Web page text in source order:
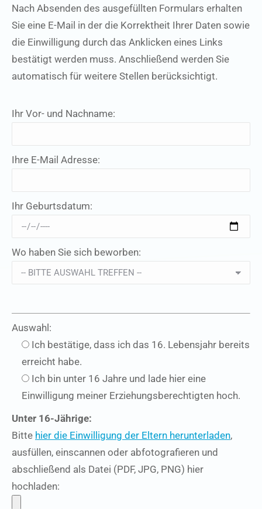
Nach Absenden des ausgefüllten Formulars erhalten
Sie eine E-Mail in der die Korrektheit Ihrer Daten sowie
die Einwilligung durch das Anklicken eines Links
bestätigt werden muss. Anschließend werden Sie
automatisch für weitere Stellen berücksichtigt.
Ihr Vor- und Nachname:
Ihre E-Mail Adresse:
Ihr Geburtsdatum:
Wo haben Sie sich beworben:
Auswahl:
Ich bestätige, dass ich das 16. Lebensjahr bereits
erreicht habe.
Ich bin unter 16 Jahre und lade hier eine
Einwilligung meiner Erziehungsberechtigten hoch.
Unter 16-Jährige:
Bitte hier die Einwilligung der Eltern herunterladen,
ausfüllen, einscannen oder abfotografieren und
abschließend als Datei (PDF, JPG, PNG) hier
hochladen: